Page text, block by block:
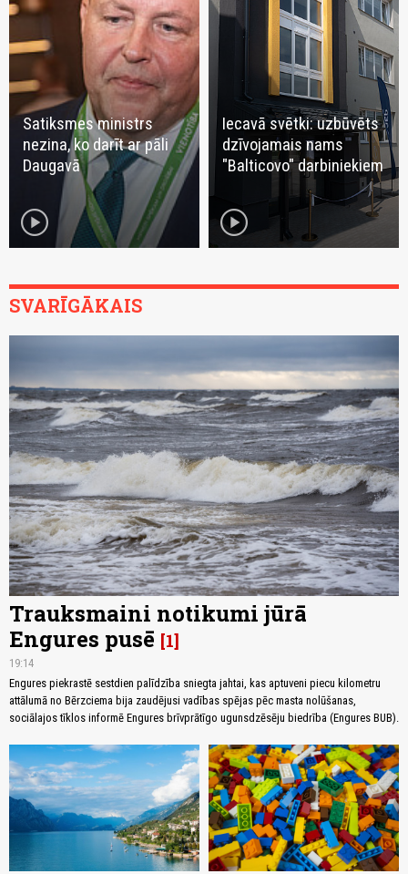
Satiksmes ministrs
nezina, ko darīt ar pāli
Daugavā
play_circle
Iecavā svētki: uzbūvēts
dzīvojamais nams
"Balticovo" darbiniekiem
play_circle
SVARĪGĀKAIS
Trauksmaini notikumi jūrā
Engures pusē 1
19:14
Engures piekrastē sestdien palīdzība sniegta jahtai, kas aptuveni piecu kilometru
attālumā no Bērzciema bija zaudējusi vadības spējas pēc masta nolūšanas,
sociālajos tīklos informē Engures brīvprātīgo ugunsdzēsēju biedrība (Engures BUB).